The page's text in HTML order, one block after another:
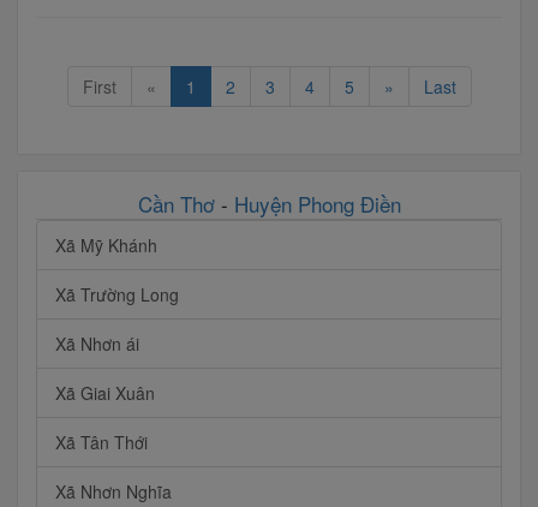
First « 1 2 3 4 5 » Last
Cần Thơ- Huyện Phong Điền
Xã Mỹ Khánh
Xã Trường Long
Xã Nhơn ái
Xã Giai Xuân
Xã Tân Thới
Xã Nhơn Nghĩa